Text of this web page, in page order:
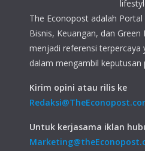
The Econopost adalah
Bisnis, Keuangan, dan
menjadi referensi terpercaya
dalam mengambil keputusan
Kirim opini atau rilis ke
Untuk kerjasama iklan